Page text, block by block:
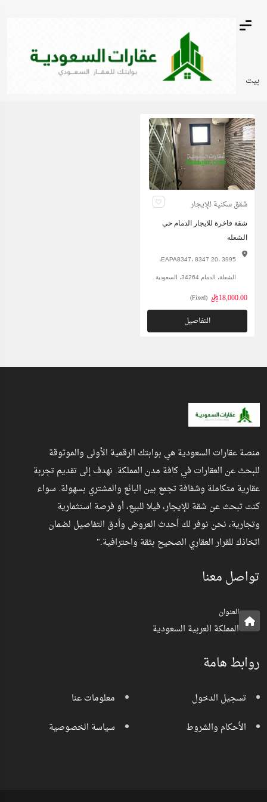
بيت
شقق سكنية للإيجار
شقة فاخرة للايجار الدمام حي
الشعله
EAPA8347، 8347 20، 3995،
الشعلة، الدمام 34264، السعودية
18,000.00ريال (Fixed)
التفاصيل
منصة عقارات السعودية هي بوابتك الرقمية الأولى والموثوقة
للبحث عن العقارات في كافة مدن المملكة. نهدف إلى تقديم تجربة
عقارية متكاملة وشفافة تجمع بين البائع والمشتري بسهولة. سواء
كنت تبحث عن شقة للإيجار، فيلا للبيع، أو فرصة استثمارية
وتجارية، نحن نوفر لك أحدث العروض وأدق التفاصيل لضمان
اتخاذك للقرار العقاري الصحيح بثقة واحترافية."
تواصل معنا
العنوان
المملكة العربية السعودية
روابط هامة
تسجيل الدخول
الأحكام والشروط
معلومات عنا
سياسة الخصوصية